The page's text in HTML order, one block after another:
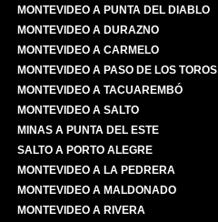
MONTEVIDEO A PUNTA DEL DIABLO
MONTEVIDEO A DURAZNO
MONTEVIDEO A CARMELO
MONTEVIDEO A PASO DE LOS TOROS
MONTEVIDEO A TACUAREMBÓ
MONTEVIDEO A SALTO
MINAS A PUNTA DEL ESTE
SALTO A PORTO ALEGRE
MONTEVIDEO A LA PEDRERA
MONTEVIDEO A MALDONADO
MONTEVIDEO A RIVERA